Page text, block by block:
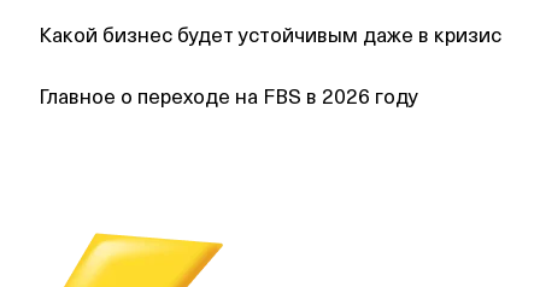
Какой бизнес будет устойчивым даже в кризис
Главное о переходе на FBS в 2026 году